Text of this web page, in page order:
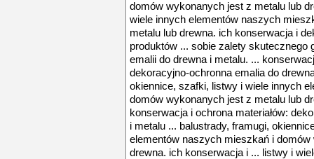
domów wykonanych jest z metalu lub
wiele innych elementów naszych
metalu lub drewna. ich konserwacja i
produktów ... sobie zalety skutecznego
emalii do drewna i metalu. ...
dekoracyjno-ochronna emalia do
okiennice, szafki, listwy i wiele innych
domów wykonanych jest z metalu lub
konserwacja i ochrona materiałów:
i metalu ... balustrady, framugi,
elementów naszych mieszkań i
drewna. ich konserwacja i ... listwy i